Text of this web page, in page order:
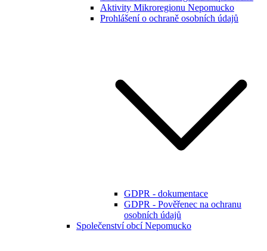
Aktivity Mikroregionu Nepomucko
Prohlášení o ochraně osobních údajů
GDPR - dokumentace
GDPR - Pověřenec na ochranu
osobních údajů
Společenství obcí Nepomucko